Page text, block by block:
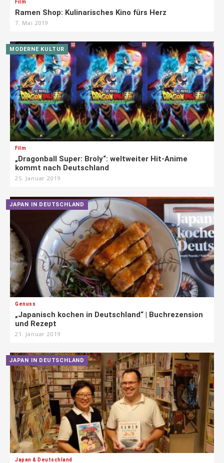
Film
Ramen Shop: Kulinarisches Kino fürs Herz
7. Mai 2019
MODERNE KULTUR
Film
„Dragonball Super: Broly“: weltweiter Hit-Anime
kommt nach Deutschland
25. Januar 2019
JAPAN IN DEUTSCHLAND
Genuss
„Japanisch kochen in Deutschland“ | Buchrezension
und Rezept
21. Januar 2019
JAPAN IN DEUTSCHLAND
Japan & Deutschland